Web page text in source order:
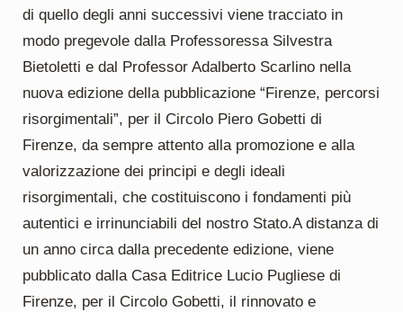
di quello degli anni successivi viene tracciato in
modo pregevole dalla Professoressa Silvestra
Bietoletti e dal Professor Adalberto Scarlino nella
nuova edizione della pubblicazione “Firenze, percorsi
risorgimentali”, per il Circolo Piero Gobetti di
Firenze, da sempre attento alla promozione e alla
valorizzazione dei principi e degli ideali
risorgimentali, che costituiscono i fondamenti più
autentici e irrinunciabili del nostro Stato.A distanza di
un anno circa dalla precedente edizione, viene
pubblicato dalla Casa Editrice Lucio Pugliese di
Firenze, per il Circolo Gobetti, il rinnovato e